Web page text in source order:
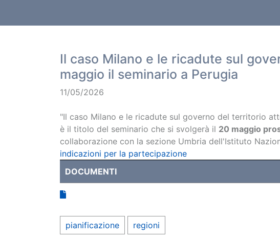
Il caso Milano e le ricadute sul
maggio il seminario a Perugia
11/05/2026
"Il caso Milano e le ricadute sul governo del territorio
è il titolo del seminario che si svolgerà il 20 maggio
collaborazione con la sezione Umbria dell'Istituto
indicazioni per la partecipazione
DOCUMENTI
pianificazione regioni